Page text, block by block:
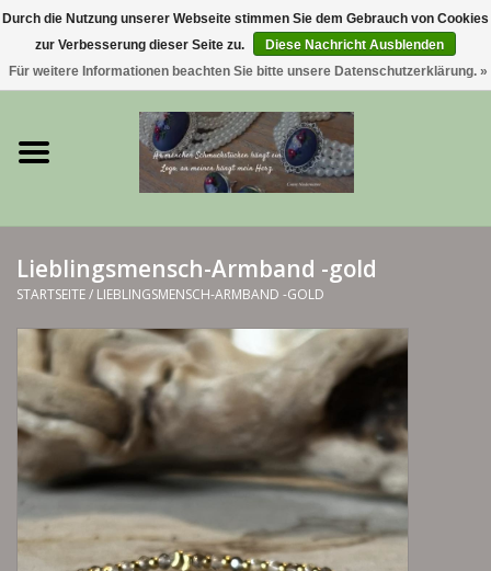
0 Artikel - €0,00
Trachtenschmuck & Ketten
exklusive Kropfketten
925 Silberschmuck
BERGliebe-Kollektion
Blütenkranzkollektion
I ❤️ bayerischer Wald Armband
Lieblingsmensch Kollektion
Lieblingsmensch-Armband -gold
STARTSEITE/ LIEBLINGSMENSCH-ARMBAND -GOLD
Durch die Nutzung unserer Webseite stimmen Sie dem Gebrauch von Cookies
zur Verbesserung dieser Seite zu.
Diese Nachricht Ausblenden
Für weitere Informationen beachten Sie bitte unsere Datenschutzerklärung. »